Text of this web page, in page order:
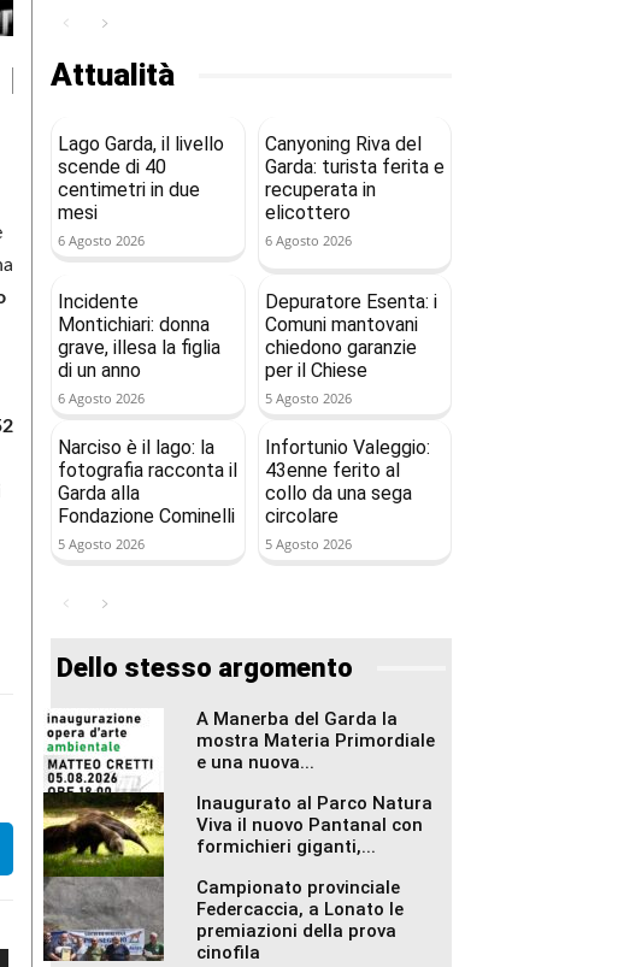
Attualità
Lago Garda, il livello
scende di 40
centimetri in due
mesi
6 Agosto 2026
Canyoning Riva del
Garda: turista ferita e
recuperata in
elicottero
6 Agosto 2026
Incidente
Montichiari: donna
grave, illesa la figlia
di un anno
6 Agosto 2026
Depuratore Esenta: i
Comuni mantovani
chiedono garanzie
per il Chiese
5 Agosto 2026
Narciso è il lago: la
fotografia racconta il
Garda alla
Fondazione Cominelli
5 Agosto 2026
Infortunio Valeggio:
43enne ferito al
collo da una sega
circolare
5 Agosto 2026
Dello stesso argomento
A Manerba del Garda la
mostra Materia Primordiale
e una nuova...
Inaugurato al Parco Natura
Viva il nuovo Pantanal con
formichieri giganti,...
Campionato provinciale
Federcaccia, a Lonato le
premiazioni della prova
cinofila